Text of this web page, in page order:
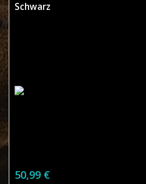
Schwarz
50,99 €